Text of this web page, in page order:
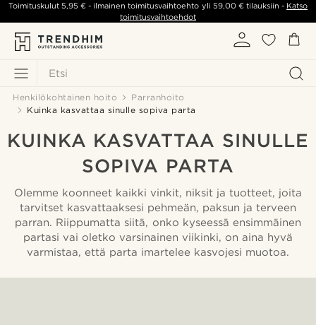
Etsi
Toimituskulut5,95 € - ilmainen toimitusvaihtoehto yli 59,00 €tilauksiin - Katso
toimitusvaihtoehdot
Henkilökohtainen hoito
Parranhoito
Kuinka kasvattaa sinulle sopiva parta
KUINKA KASVATTAA SINULLE
SOPIVA PARTA
Olemme koonneet kaikki vinkit, niksit ja tuotteet, joita
tarvitset kasvattaaksesi pehmeän, paksun ja terveen
parran. Riippumatta siitä, onko kyseessä ensimmäinen
partasi vai oletko varsinainen viikinki, on aina hyvä
varmistaa, että parta imartelee kasvojesi muotoa.